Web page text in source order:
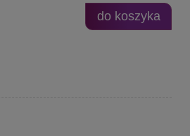
do koszyka